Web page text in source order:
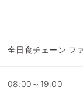
全日食チェーン フ
08:00～19:00